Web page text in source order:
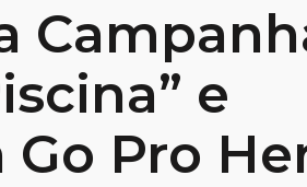
e
Pro